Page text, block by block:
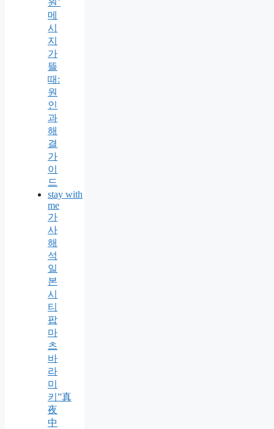
메
시
지
가
뜰
때:
원
인
과
해
결
가
이
드
stay with
me
가
사
해
석
일
본
시
티
팝
마
츠
바
라
미
키”真
夜
中